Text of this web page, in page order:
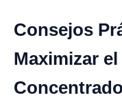
Consejos
Maximizar